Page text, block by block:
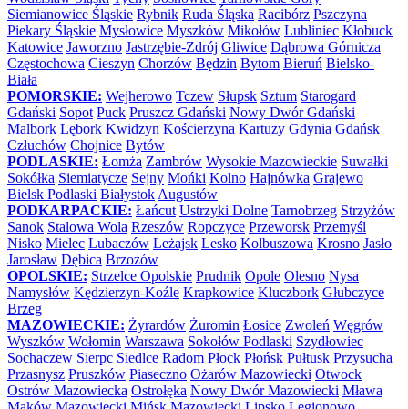
Siemianowice Śląskie Rybnik Ruda Śląska Racibórz Pszczyna
Piekary Śląskie Mysłowice Myszków Mikołów Lubliniec Kłobuck
Katowice Jaworzno Jastrzębie-Zdrój Gliwice Dąbrowa Górnicza
Częstochowa Cieszyn Chorzów Będzin Bytom Bieruń Bielsko-
Biała
POMORSKIE: Wejherowo Tczew Słupsk Sztum Starogard
Gdański Sopot Puck Pruszcz Gdański Nowy Dwór Gdański
Malbork Lębork Kwidzyn Kościerzyna Kartuzy Gdynia Gdańsk
Człuchów Chojnice Bytów
PODLASKIE: Łomża Zambrów Wysokie Mazowieckie Suwałki
Sokółka Siemiatycze Sejny Mońki Kolno Hajnówka Grajewo
Bielsk Podlaski Białystok Augustów
PODKARPACKIE: Łańcut Ustrzyki Dolne Tarnobrzeg Strzyżów
Sanok Stalowa Wola Rzeszów Ropczyce Przeworsk Przemyśl
Nisko Mielec Lubaczów Leżajsk Lesko Kolbuszowa Krosno Jasło
Jarosław Dębica Brzozów
OPOLSKIE: Strzelce Opolskie Prudnik Opole Olesno Nysa
Namysłów Kędzierzyn-Koźle Krapkowice Kluczbork Głubczyce
Brzeg
MAZOWIECKIE: Żyrardów Żuromin Łosice Zwoleń Węgrów
Wyszków Wołomin Warszawa Sokołów Podlaski Szydłowiec
Sochaczew Sierpc Siedlce Radom Płock Płońsk Pułtusk Przysucha
Przasnysz Pruszków Piaseczno Ożarów Mazowiecki Otwock
Ostrów Mazowiecka Ostrołęka Nowy Dwór Mazowiecki Mława